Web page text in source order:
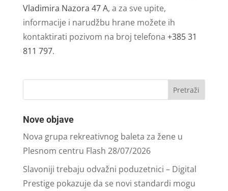
Vladimira Nazora 47 A, a za sve upite,
informacije i narudžbu hrane možete ih
kontaktirati pozivom na broj telefona +385 31
811 797.
Nove objave
Nova grupa rekreativnog baleta za žene u
Plesnom centru Flash 28/07/2026
Slavoniji trebaju odvažni poduzetnici – Digital
Prestige pokazuje da se novi standardi mogu